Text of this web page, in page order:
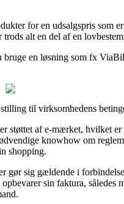
for en udsalgspris som
alt en del af en
en løsning som fx
til virksomhedens
af e-mærket, hvilket
knowhow om
shopping.
gør sig gældende i
sin faktura, således